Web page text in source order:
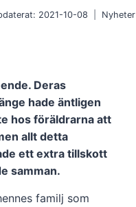
2021-10-08 Nyheter
Deras
hade äntligen
hos föräldrarna att
allt detta
ett extra tillskott
samman.
familj som